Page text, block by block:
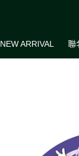
NEW ARRIVAL 聯